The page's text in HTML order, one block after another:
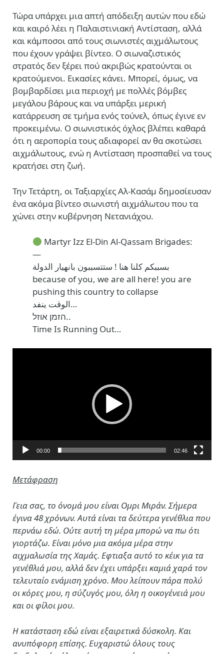
Τώρα υπάρχει μια απτή απόδειξη αυτών που εδώ
και καιρό λέει η Παλαιστινιακή Αντίσταση, αλλά
και κάμποσοι από τους σιωνιστές αιχμάλωτους
που έχουν γράψει βίντεο. Ο σιωναζιστικός
στρατός δεν ξέρει πού ακριβώς κρατούνται οι
κρατούμενοι. Εικασίες κάνει. Μπορεί, όμως, να
βομβαρδίσει μια περιοχή με πολλές βόμβες
μεγάλου βάρους και να υπάρξει μερική
κατάρρευση σε τμήμα ενός τούνελ, όπως έγινε εν
προκειμένω. Ο σιωνιστικός όχλος βλέπει καθαρά
ότι η αεροπορία τους αδιαφορεί αν θα σκοτώσει
αιχμάλωτους, ενώ η Αντίσταση προσπαθεί να τους
κρατήσει στη ζωή.
Την Τετάρτη, οι Ταξιαρχίες Αλ-Κασάμ δημοσίευσαν
ένα ακόμα βίντεο σιωνιστή αιχμάλωτου που τα
χώνει στην κυβέρνηση Νετανιάχου.
Martyr Izz El-Din Al-Qassam Brigades:
—
بسببكم كلنا هنا ! ستتسببون بانهيار الدولة
because of you, we are all here! you are
pushing this country to collapse
الوقت ينفد…
הזמן אוזל..
Time Is Running Out…
00:00 02:46
Μετάφραση
Γεια σας, το όνομά μου είναι Ομρι Μιράν. Σήμερα
έγινα 48 χρόνων. Αυτά είναι τα δεύτερα γενέθλια που
περνάω εδώ. Ούτε αυτή τη μέρα μπορώ να πω ότι
γιορτάζω. Είναι μόνο μια ακόμα μέρα στην
αιχμαλωσία της Χαμάς. Εφτιαξα αυτό το κέικ για τα
γενέθλιά μου, αλλά δεν έχει υπάρξει καμιά χαρά τον
τελευταίο ενάμιση χρόνο. Μου λείπουν πάρα πολύ
οι κόρες μου, η σύζυγός μου, όλη η οικογένειά μου
και οι φίλοι μου.
Η κατάσταση εδώ είναι εξαιρετικά δύσκολη. Kαι
ανυπόφορη επίσης. Ευχαριστώ όλους τους